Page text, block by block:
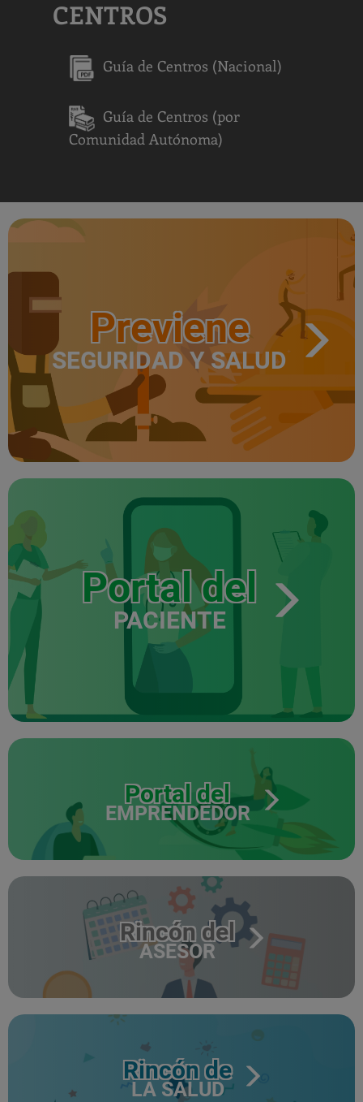
CENTROS
Guía de Centros (Nacional)
Guía de Centros (por
Comunidad Autónoma)
Previene
SEGURIDAD Y SALUD
Portal del
PACIENTE
Portal del
EMPRENDEDOR
Rincón del
ASESOR
Rincón de
LA SALUD